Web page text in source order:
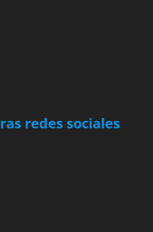
redes sociales